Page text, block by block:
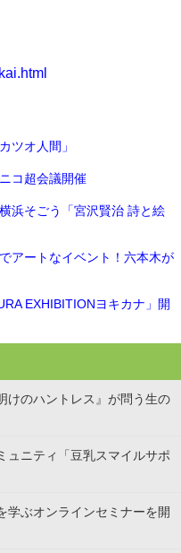
ツオ人間」
コ超会議開催
浜そごう「宮沢賢治 詩と絵
アートなイベント！六本木が
EXHIBITIONヨキカナ」開
けのハントレス』が問う生の
ュニティ「豆乳スマイルサポ
学ぶオンラインセミナーを開